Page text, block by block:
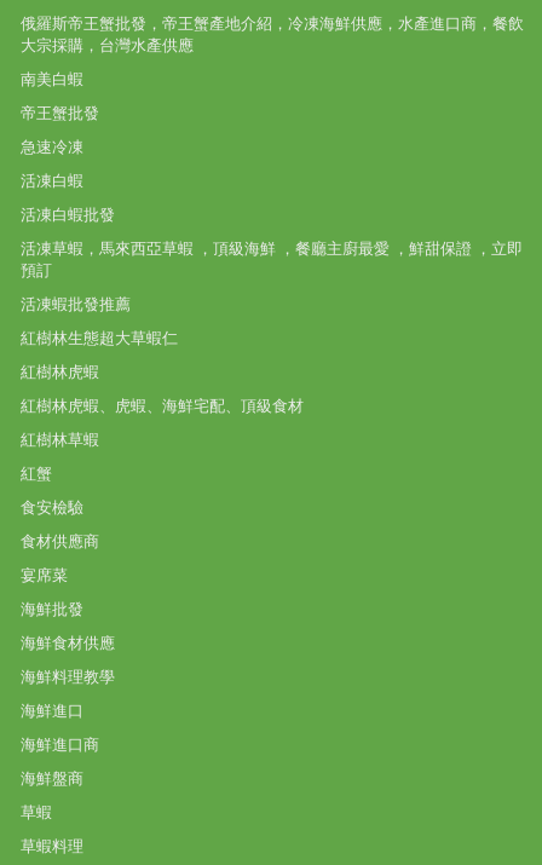
俄羅斯帝王蟹批發，帝王蟹產地介紹，冷凍海鮮供應，水產進口商，餐飲
大宗採購，台灣水產供應
南美白蝦
帝王蟹批發
急速冷凍
活凍白蝦
活凍白蝦批發
活凍草蝦，馬來西亞草蝦 ，頂級海鮮 ，餐廳主廚最愛 ，鮮甜保證 ，立即
預訂
活凍蝦批發推薦
紅樹林生態超大草蝦仁
紅樹林虎蝦
紅樹林虎蝦、虎蝦、海鮮宅配、頂級食材
紅樹林草蝦
紅蟹
食安檢驗
食材供應商
宴席菜
海鮮批發
海鮮食材供應
海鮮料理教學
海鮮進口
海鮮進口商
海鮮盤商
草蝦
草蝦料理